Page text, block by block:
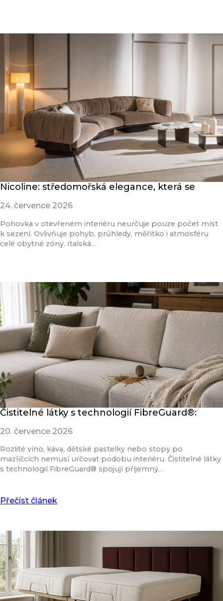
Nicoline: středomořská elegance, která se
24. července 2026
Pohovka v otevřeném interiéru neurčuje pouze počet míst
k sezení. Ovlivňuje pohyb, průhledy, měřítko i atmosféru
celé obytné zóny. Italská…
Čistitelné látky s technologií FibreGuard®:
20. července 2026
Rozlité víno, káva, dětské pastelky nebo stopy po
mazlíčcích nemusí určovat podobu interiéru. Čistitelné látky
s technologií FibreGuard® spojují příjemný…
Přečíst článek